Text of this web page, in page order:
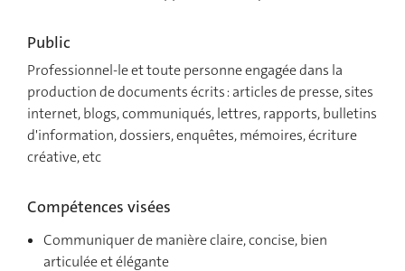
Public
Professionnel-le et toute personne engagée dans la
production de documents écrits : articles de presse, sites
internet, blogs, communiqués, lettres, rapports, bulletins
d'information, dossiers, enquêtes, mémoires, écriture
créative, etc
Compétences visées
Communiquer de manière claire, concise, bien
articulée et élégante